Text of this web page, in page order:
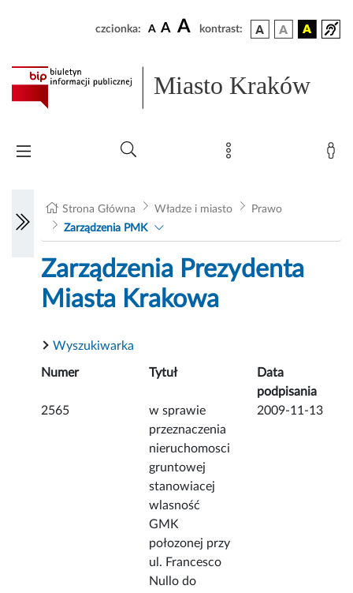
czcionka: A A A kontrast:
Miasto Kraków
Strona Główna Władze i miasto
Prawo
Zarządzenia PMK
Zarządzenia Prezydenta
Miasta Krakowa
Wyszukiwarka
Numer Tytuł
Data
podpisania
2565
w sprawie
przeznaczenia
nieruchomosci
gruntowej
stanowiacej
wlasność
GMK
połozonej przy
ul. Francesco
Nullo do
2009-11-13